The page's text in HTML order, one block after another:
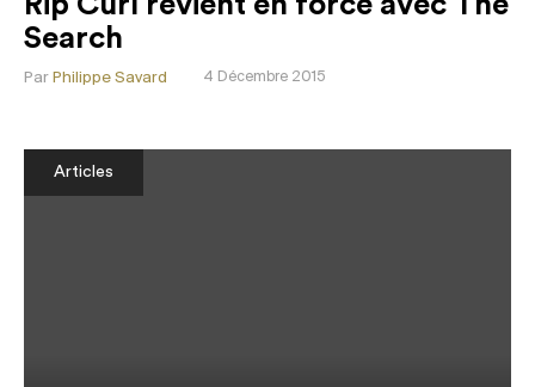
Search
4 Décembre 2015
Par Philippe Savard
Articles